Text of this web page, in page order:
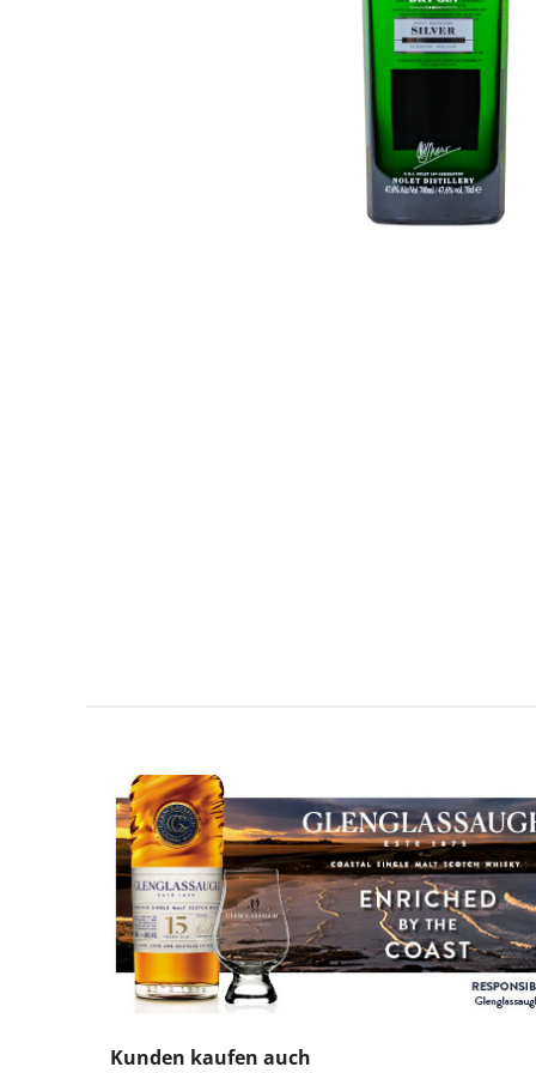
Produktgalerie überspringen
Kunden kaufen auch